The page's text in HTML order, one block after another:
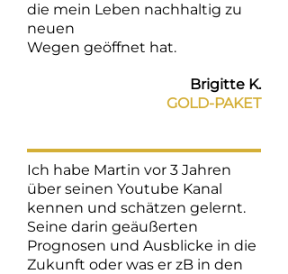
die mein Leben nachhaltig zu
neuen
Wegen geöffnet hat.
Brigitte K.
GOLD-PAKET
Ich habe Martin vor 3 Jahren
über seinen Youtube Kanal
kennen und schätzen gelernt.
Seine darin geäußerten
Prognosen und Ausblicke in die
Zukunft oder was er zB in den